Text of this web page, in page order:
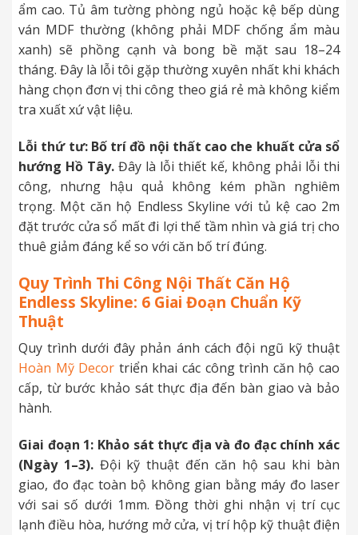
ẩm cao. Tủ âm tường phòng ngủ hoặc kệ bếp dùng
ván MDF thường (không phải MDF chống ẩm màu
xanh) sẽ phồng cạnh và bong bề mặt sau 18–24
tháng. Đây là lỗi tôi gặp thường xuyên nhất khi khách
hàng chọn đơn vị thi công theo giá rẻ mà không kiểm
tra xuất xứ vật liệu.
Lỗi thứ tư: Bố trí đồ nội thất cao che khuất cửa sổ
hướng Hồ Tây. Đây là lỗi thiết kế, không phải lỗi thi
công, nhưng hậu quả không kém phần nghiêm
trọng. Một căn hộ Endless Skyline với tủ kệ cao 2m
đặt trước cửa sổ mất đi lợi thế tầm nhìn và giá trị cho
thuê giảm đáng kể so với căn bố trí đúng.
Quy Trình Thi Công Nội Thất Căn Hộ
Endless Skyline: 6 Giai Đoạn Chuẩn Kỹ
Thuật
Quy trình dưới đây phản ánh cách đội ngũ kỹ thuật
Hoàn Mỹ Decor triển khai các công trình căn hộ cao
cấp, từ bước khảo sát thực địa đến bàn giao và bảo
hành.
Giai đoạn 1: Khảo sát thực địa và đo đạc chính xác
(Ngày 1–3).Đội kỹ thuật đến căn hộ sau khi bàn
giao, đo đạc toàn bộ không gian bằng máy đo laser
với sai số dưới 1mm. Đồng thời ghi nhận vị trí cục
lạnh điều hòa, hướng mở cửa, vị trí hộp kỹ thuật điện